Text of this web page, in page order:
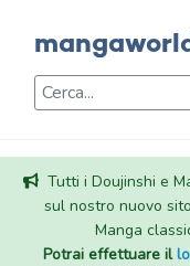
Tutti i Doujinshi e
sul nostro nuovo
Manga
Potrai effettuare il